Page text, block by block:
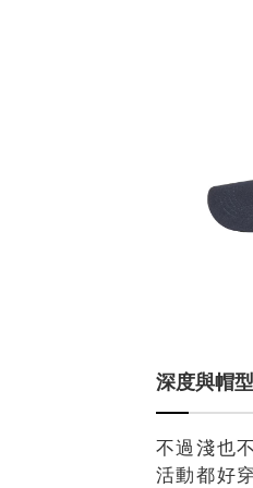
深度與帽
不過淺也
活動都好